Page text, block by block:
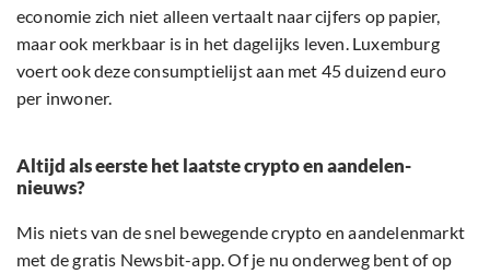
economie zich niet alleen vertaalt naar cijfers op papier,
maar ook merkbaar is in het dagelijks leven. Luxemburg
voert ook deze consumptielijst aan met 45 duizend euro
per inwoner.
Altijd als eerste het laatste crypto en aandelen-
nieuws?
Mis niets van de snel bewegende crypto en aandelenmarkt
met de gratis Newsbit-app. Of je nu onderweg bent of op